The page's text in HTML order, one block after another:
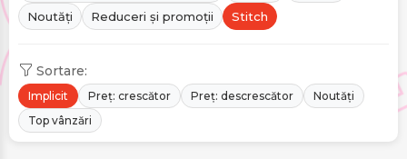
Noutăți
Reduceri și promoții Stitch
Sortare:
Implicit Preț: crescător Preț: descrescător
Noutăți
Top vânzări